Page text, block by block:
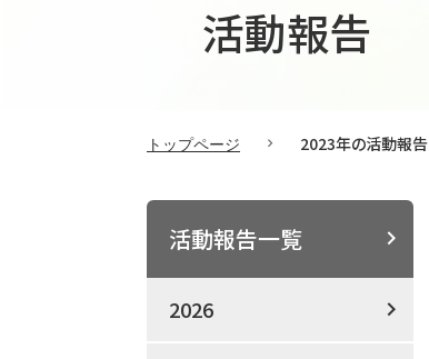
活動報告
トップページ 2023年の活動報告
活動報告一覧
2026